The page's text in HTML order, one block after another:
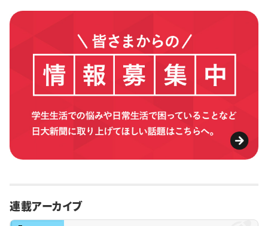
連載アーカイブ